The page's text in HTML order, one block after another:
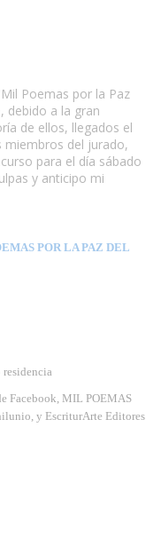
Poemas por la Paz
debido a la gran
de ellos, llegados el
miembros del jurado,
para el día sábado
y anticipo mi
POR LA PAZ DEL
Facebook, MIL POEMAS
y EscriturArte Editores